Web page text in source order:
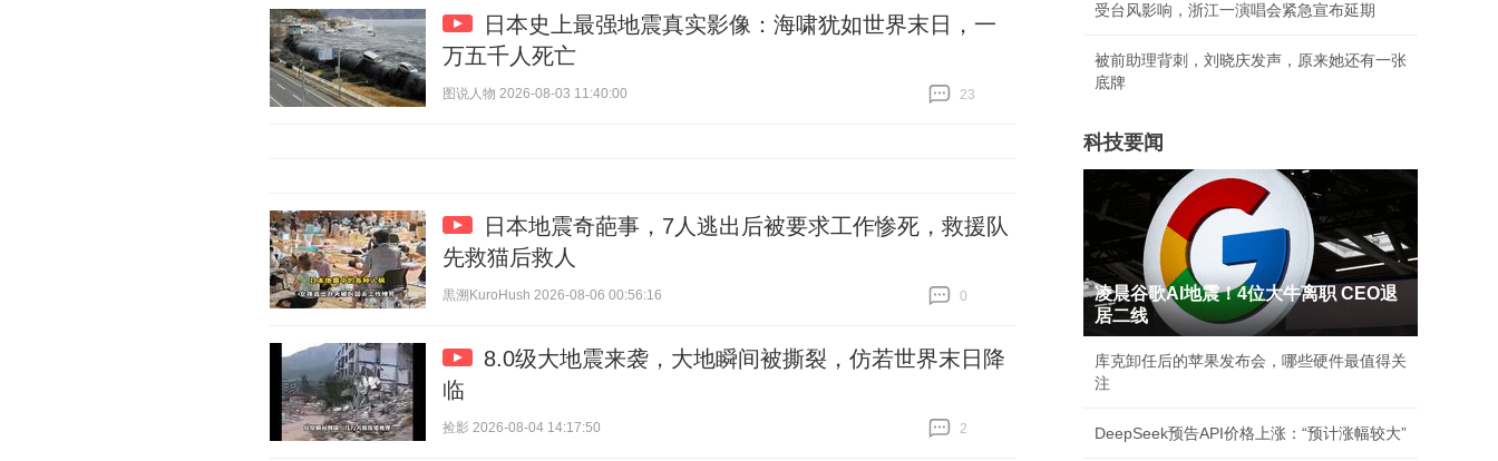
日本史上最强地震真实影像：海啸犹如世界末日，一
万五千人死亡
图说人物 2026-08-03 11:40:00
23
日本地震奇葩事，7人逃出后被要求工作惨死，救援队
先救猫后救人
黒溯KuroHush 2026-08-06 00:56:16
0
8.0级大地震来袭，大地瞬间被撕裂，仿若世界末日降
临
捡影 2026-08-04 14:17:50
2
受台风影响，浙江一演唱会紧急宣布延期
被前助理背刺，刘晓庆发声，原来她还有一张
底牌
科技要闻
凌晨谷歌AI地震！4位大牛离职 CEO退
居二线
库克卸任后的苹果发布会，哪些硬件最值得关
注
DeepSeek预告API价格上涨：“预计涨幅较大”